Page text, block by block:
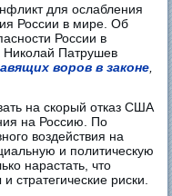
для ослабления
России в мире. Об
России в
Николай Патрушев
воров в законе
на скорый отказ США
на Россию. По
воздействия на
и политическую
нарастать, что
стратегические риски.